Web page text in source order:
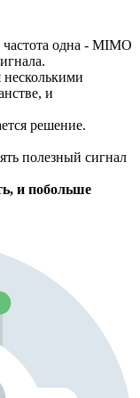
одна - MIMO
и
решение.
полезный сигнал
и побольше